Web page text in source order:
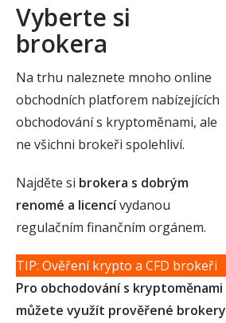
Vyberte si
brokera
Na trhu naleznete mnoho online
obchodních platforem nabízejících
obchodování s kryptoměnami, ale
ne všichni brokeři spolehliví.
Najděte si brokera s dobrým
renomé a licencívydanou
regulačním finančním orgánem.
TIP: Ověření krypto a CFD brokeři
Pro obchodování s kryptoměnami
můžete využít prověřené brokery